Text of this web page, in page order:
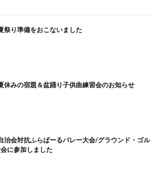
祭り準備をおこないました
休みの宿題＆盆踊り子供曲練習会のお知らせ
治会対抗ふらばーるバレー大会/グラウンド・ゴル
に参加しました